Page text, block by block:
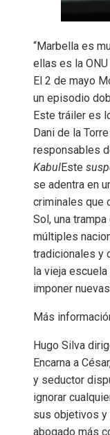
“Marbella es
ellas es la
El 2 de mayo
un episodio
Este tráiler es
Dani de la
responsables
KabulEste
se adentra en
criminales que
Sol, una
múltiples
tradicionales y
la vieja
imponer
Más
Hugo Silva
Encarna a
y seductor
ignorar
sus objetivos y
abogado más